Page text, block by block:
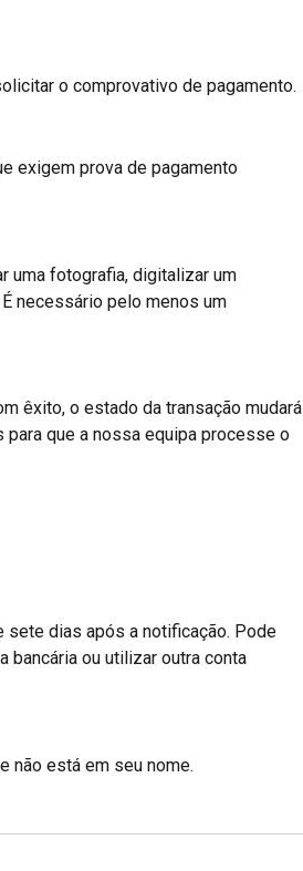
o comprovativo de pagamento.
exigem prova de pagamento
uma fotografia, digitalizar um
necessário pelo menos um
êxito, o estado da transação mudará
para que a nossa equipa processe o
sete dias após a notificação. Pode
bancária ou utilizar outra conta
não está em seu nome.